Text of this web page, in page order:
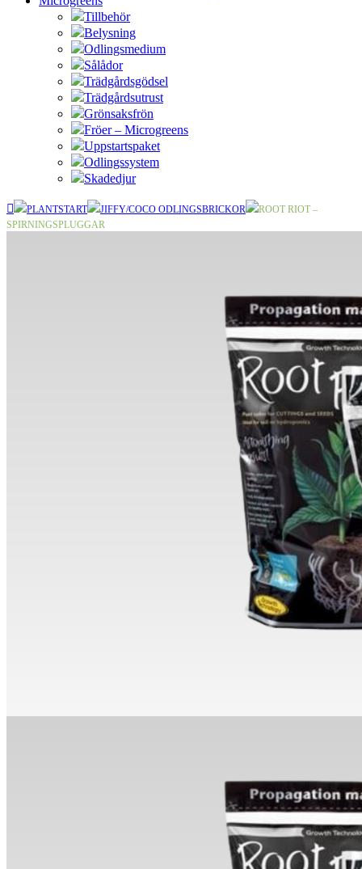
Tillbehör
Belysning
Odlingsmedium
Sålådor
Trädgårdsgödsel
Trädgårdsutrust
Grönsaksfrön
Fröer – Microgreens
Uppstartspaket
Odlingssystem
Skadedjur
PLANTSTART JIFFY/COCO ODLINGSBRICKOR
ROOT RIOT –
SPIRNINGSPLUGGAR